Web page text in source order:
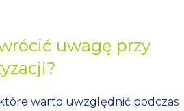
uwagę przy
warto uwzględnić podczas